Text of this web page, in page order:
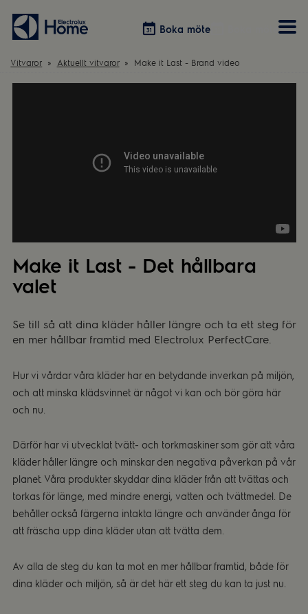
Boka möte
Vitvaror Aktuellt vitvaror Make it Last - Brand video
Make it Last - Det hållbara
valet
Se till så att dina kläder håller längre och ta ett steg för
en mer hållbar framtid med Electrolux PerfectCare.
Hur vi vårdar våra kläder har en betydande inverkan på miljön,
och att minska klädsvinnet är något vi kan och bör göra här
och nu.
Därför har vi utvecklat tvätt- och torkmaskiner som gör att våra
kläder håller längre och minskar den negativa påverkan på vår
planet. Våra produkter skyddar dina kläder från att tvättas och
torkas för länge, med mindre energi, vatten och tvättmedel. De
behåller också färgerna intakta längre och använder ånga för
att fräscha upp dina kläder utan att tvätta dem.
Av alla de steg du kan ta mot en mer hållbar framtid, både för
dina kläder och miljön, så är det här ett steg du kan ta just nu.